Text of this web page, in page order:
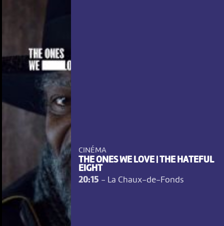
CINÉMA
THE ONES WE LOVE | THE HATEFUL
EIGHT
20:15 - La Chaux-de-Fonds